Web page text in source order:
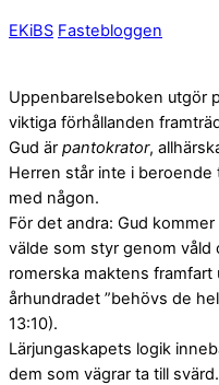
EKiBS Fastebloggen
Uppenbarelseboken utgör
viktiga förhållanden
Gud är pantokrator,
Herren står inte i
med någon.
För det andra: Gud
välde som styr genom
romerska maktens
århundradet ”behövs de
13:10).
Lärjungaskapets logik
dem som vägrar ta till